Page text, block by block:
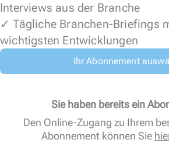
Interviews aus der Branche
✓ Tägliche Branchen-Briefings
wichtigsten Entwicklungen
Ihr Abonnement
Sie haben bereits ein
Den Online-Zugang zu Ihrem
Abonnement können Sie